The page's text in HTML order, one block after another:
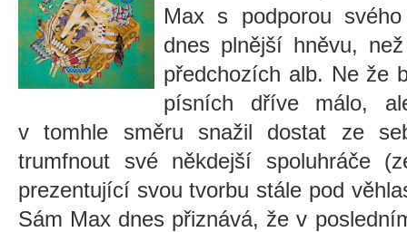
Max s podporou
dnes plnější hněvu,
předchozích alb. Ne že
písních dříve málo,
v tomhle směru snažil dostat ze
trumfnout své někdejší spoluhráče
prezentující svou tvorbu stále pod
Sám Max dnes přiznává, že v